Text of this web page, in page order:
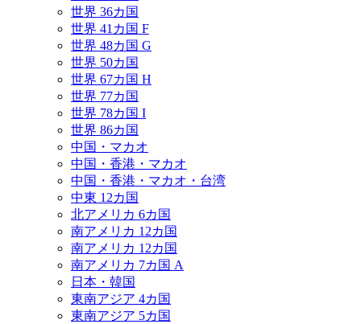
世界 36カ国
世界 41カ国 F
世界 48カ国 G
世界 50カ国
世界 67カ国 H
世界 77カ国
世界 78カ国 I
世界 86カ国
中国・マカオ
中国・香港・マカオ
中国・香港・マカオ・台湾
中東 12カ国
北アメリカ 6カ国
南アメリカ 12カ国
南アメリカ 12カ国
南アメリカ 7カ国 A
日本・韓国
東南アジア 4カ国
東南アジア 5カ国